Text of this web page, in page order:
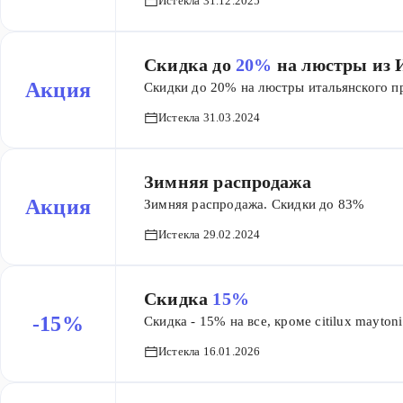
ЮФО, ПФО, СКФО 1000 ₽ — при заказе до
Бесплатно — при заказе от 20 000
2000 ₽ — при заказе до 15 000 ₽ 1000 ₽
при заказе от 25 000 ₽
Акция
Скидка до20% на люстры из
Скидки до 20% на люстры итальянского
Истекла 31.03.2024
Акция
Зимняя распродажа
Зимняя распродажа. Скидки до 83%
Истекла 29.02.2024
-15%
Скидка 15%
Скидка - 15% на все, кроме citilux
Истекла 16.01.2026